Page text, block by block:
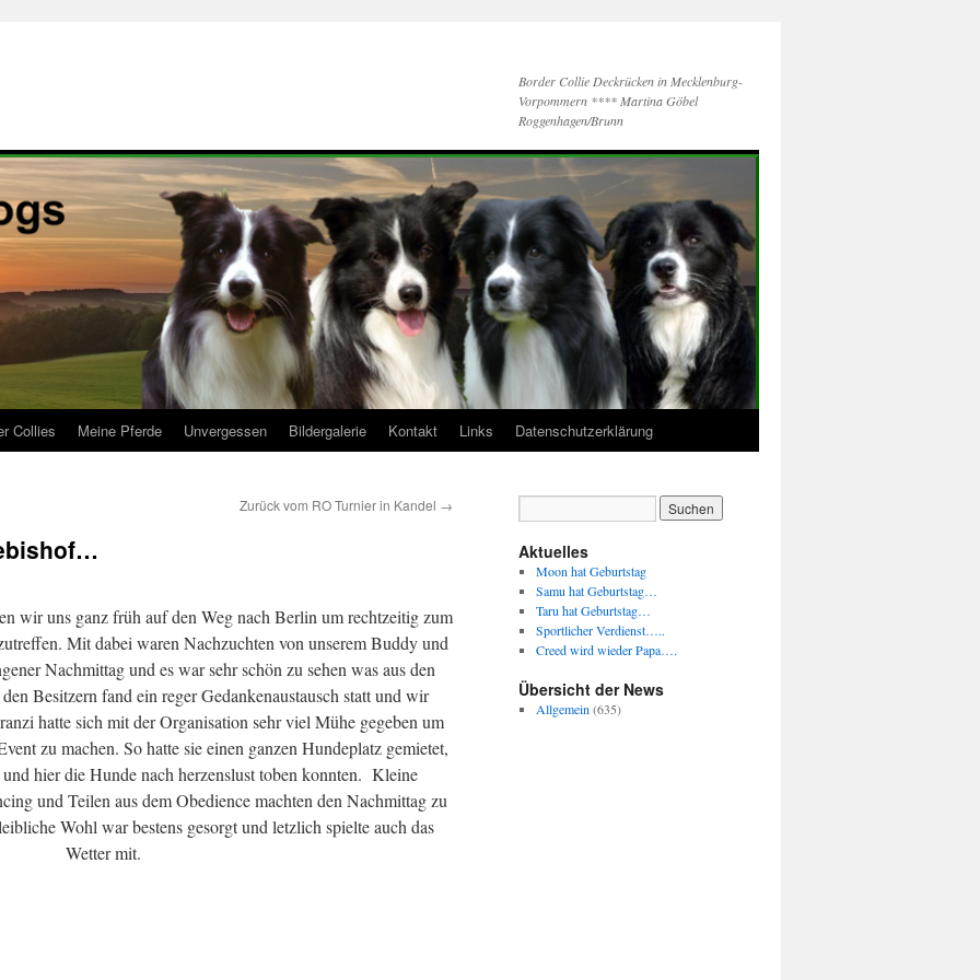
Border Collie Deckrücken in Mecklenburg-
Vorpommern **** Martina Göbel
Roggenhagen/Brunn
Collies Meine Pferde Unvergessen Bildergalerie Kontakt Links Datenschutzerklärung
Zurück vom RO Turnier in Kandel →
wir uns ganz früh auf den Weg nach Berlin um rechtzeitig zum
Mit dabei waren Nachzuchten von unserem Buddy und
Nachmittag und es war sehr schön zu sehen was aus den
Besitzern fand ein reger Gedankenaustausch statt und wir
hatte sich mit der Organisation sehr viel Mühe gegeben um
zu machen. So hatte sie einen ganzen Hundeplatz gemietet,
hier die Hunde nach herzenslust toben konnten. Kleine
und Teilen aus dem Obedience machten den Nachmittag zu
Wohl war bestens gesorgt und letzlich spielte auch das
Wetter mit.
Aktuelles
Moon hat Geburtstag
Samu hat Geburtstag…
Taru hat Geburtstag…
Sportlicher Verdienst…..
Creed wird wieder Papa….
Übersicht der News
Allgemein (635)